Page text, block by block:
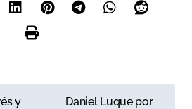
y
Daniel Luque por